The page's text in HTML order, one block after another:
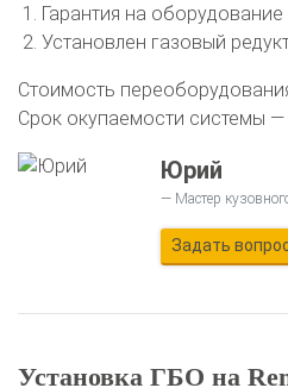
Гарантия на
Установлен газовый
Стоимость
Срок окупаемости системы —
Юрий
Мастер
Задать
Установка ГБО на